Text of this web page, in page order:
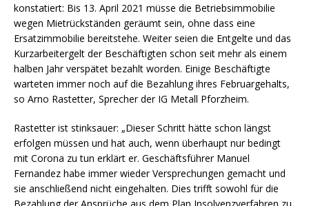
konstatiert: Bis 13. April 2021 müsse die Betriebsimmobilie
wegen Mietrückständen geräumt sein, ohne dass eine
Ersatzimmobilie bereitstehe. Weiter seien die Entgelte und das
Kurzarbeitergelt der Beschäftigten schon seit mehr als einem
halben Jahr verspätet bezahlt worden. Einige Beschäftigte
warteten immer noch auf die Bezahlung ihres Februargehalts,
so Arno Rastetter, Sprecher der IG Metall Pforzheim.
Rastetter ist stinksauer: „Dieser Schritt hätte schon längst
erfolgen müssen und hat auch, wenn überhaupt nur bedingt
mit Corona zu tun erklärt er. Geschäftsführer Manuel
Fernandez habe immer wieder Versprechungen gemacht und
sie anschließend nicht eingehalten. Dies trifft sowohl für die